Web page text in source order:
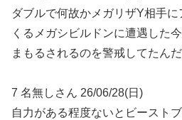
ダブルで何故かメガリザY相手
くるメガシビルドンに遭遇した
まもるされるのを警戒してたん
7 名無しさん 26/06/28(日)
自力がある程度ないとビースト